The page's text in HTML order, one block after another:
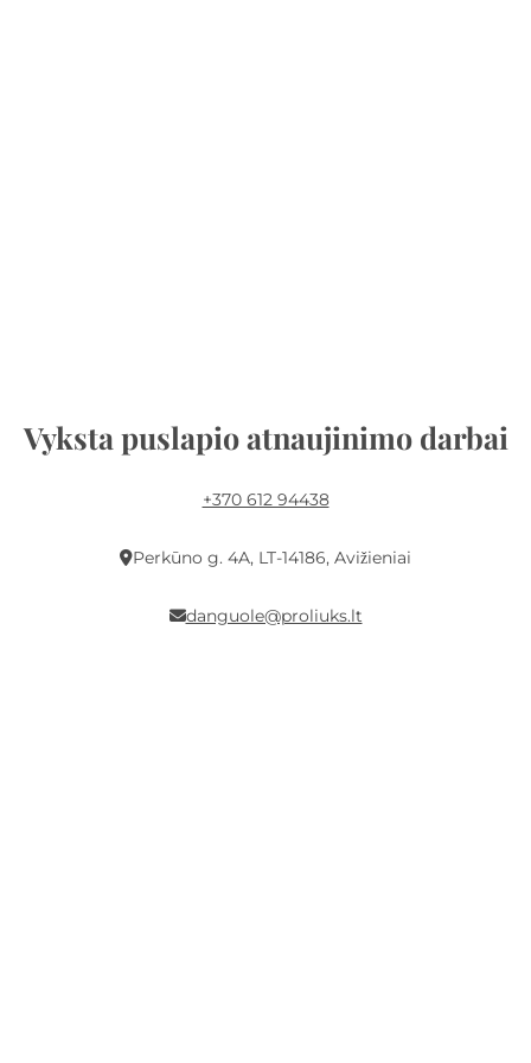
Vyksta puslapio atnaujinimo darbai
+370 612 94438
Perkūno g. 4A, LT-14186, Avižieniai
danguole@proliuks.lt